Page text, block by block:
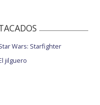
Wars: Starfighter
jilguero